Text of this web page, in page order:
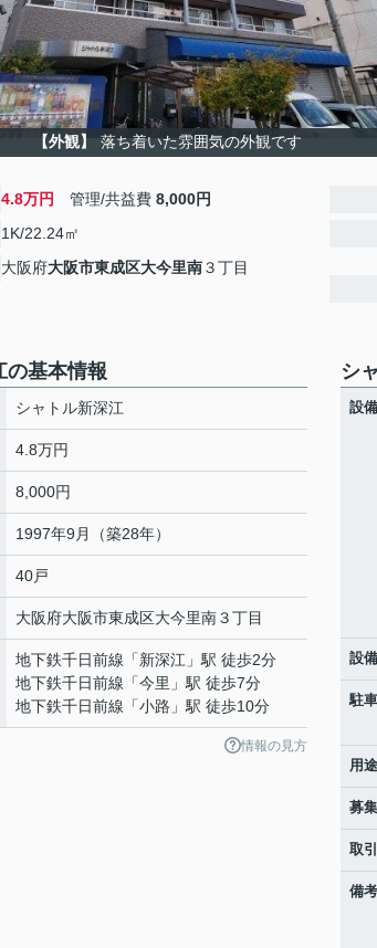
【外観】 落ち着いた雰囲気の外観です
4.8万円 管理/共益費 8,000円
1K/22.24㎡
大阪府大阪市東成区大今里南３丁目
の基本情報
シャトル新深江
4.8万円
8,000円
1997年9月（築28年）
40戸
大阪府大阪市東成区大今里南３丁目
地下鉄千日前線 「新深江 」駅 徒歩2分
地下鉄千日前線 「今里 」駅 徒歩7分
地下鉄千日前線 「小路 」駅 徒歩10分
情報の見方
シ
設
設
駐
用
募
取
備考